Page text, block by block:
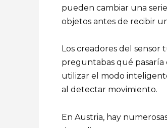
pueden cambiar una
objetos antes de recibir
Los creadores del
preguntabas qué pasaría
utilizar el modo
al detectar movimiento.
En Austria, hay